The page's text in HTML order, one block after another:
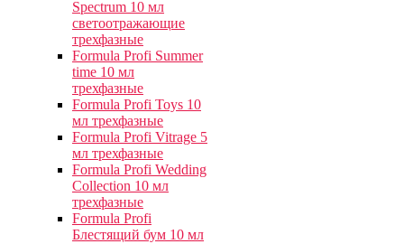
Spectrum 10 мл
светоотражающие
трехфазные
Formula Profi Summer
time 10 мл
трехфазные
Formula Profi Toys 10
мл трехфазные
Formula Profi Vitrage 5
мл трехфазные
Formula Profi Wedding
Collection 10 мл
трехфазные
Formula Profi
Блестящий бум 10 мл